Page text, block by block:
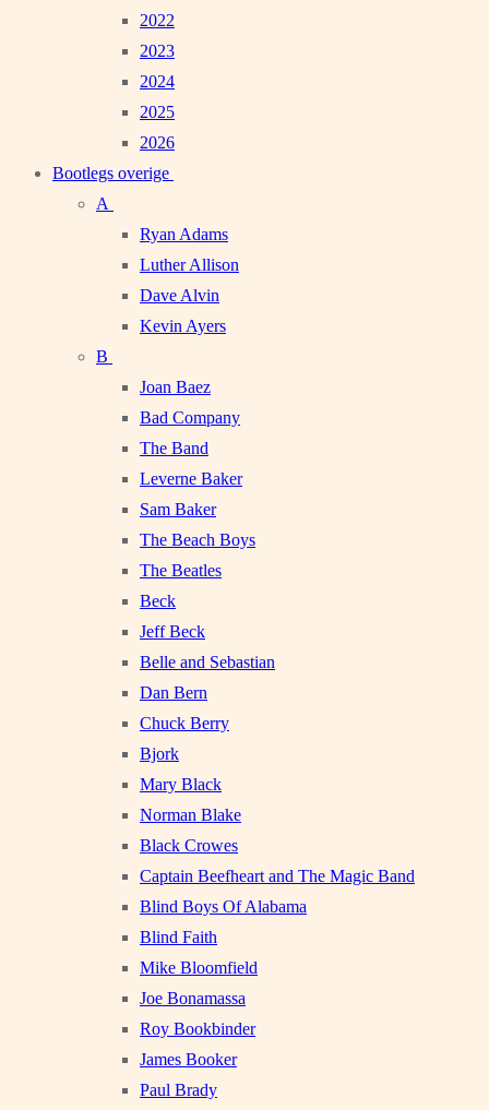
2022
2023
2024
2025
2026
Bootlegs overige
A
Ryan Adams
Luther Allison
Dave Alvin
Kevin Ayers
B
Joan Baez
Bad Company
The Band
Leverne Baker
Sam Baker
The Beach Boys
The Beatles
Beck
Jeff Beck
Belle and Sebastian
Dan Bern
Chuck Berry
Bjork
Mary Black
Norman Blake
Black Crowes
Captain Beefheart and The Magic Band
Blind Boys Of Alabama
Blind Faith
Mike Bloomfield
Joe Bonamassa
Roy Bookbinder
James Booker
Paul Brady